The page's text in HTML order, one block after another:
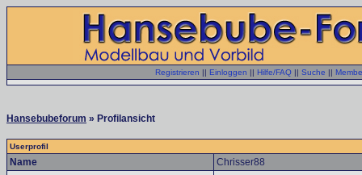
Registrieren || Einloggen || Hilfe/FAQ || Suche ||
Hansebubeforum » Profilansicht
Userprofil
Name
Chrisser88